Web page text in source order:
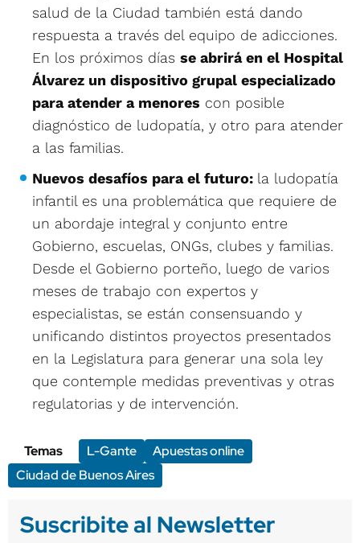
salud de la Ciudad también está dando
respuesta a través del equipo de adicciones.
En los próximos días se abrirá en el Hospital
Álvarez un dispositivo grupal especializado
para atender a menores con posible
diagnóstico de ludopatía, y otro para atender
a las familias.
Nuevos desafíos para el futuro: la ludopatía
infantil es una problemática que requiere de
un abordaje integral y conjunto entre
Gobierno, escuelas, ONGs, clubes y familias.
Desde el Gobierno porteño, luego de varios
meses de trabajo con expertos y
especialistas, se están consensuando y
unificando distintos proyectos presentados
en la Legislatura para generar una sola ley
que contemple medidas preventivas y otras
regulatorias y de intervención.
Temas L-Gante
Apuestas online
Ciudad de Buenos Aires
Suscribite al Newsletter